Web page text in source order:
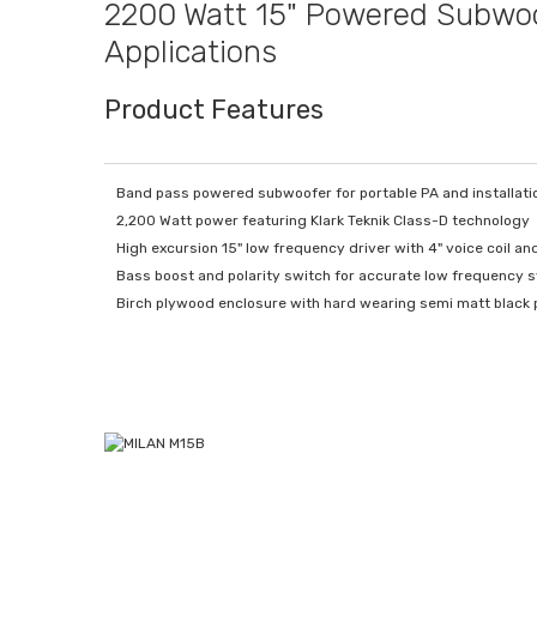
2200 Watt 15" Powered
Applications
Product Features
Band pass powered subwoofer for portable PA and
2,200 Watt power featuring Klark Teknik Class-D technology
High excursion 15" low frequency driver with 4" voice coil
Bass boost and polarity switch for accurate low frequency
Birch plywood enclosure with hard wearing semi matt black